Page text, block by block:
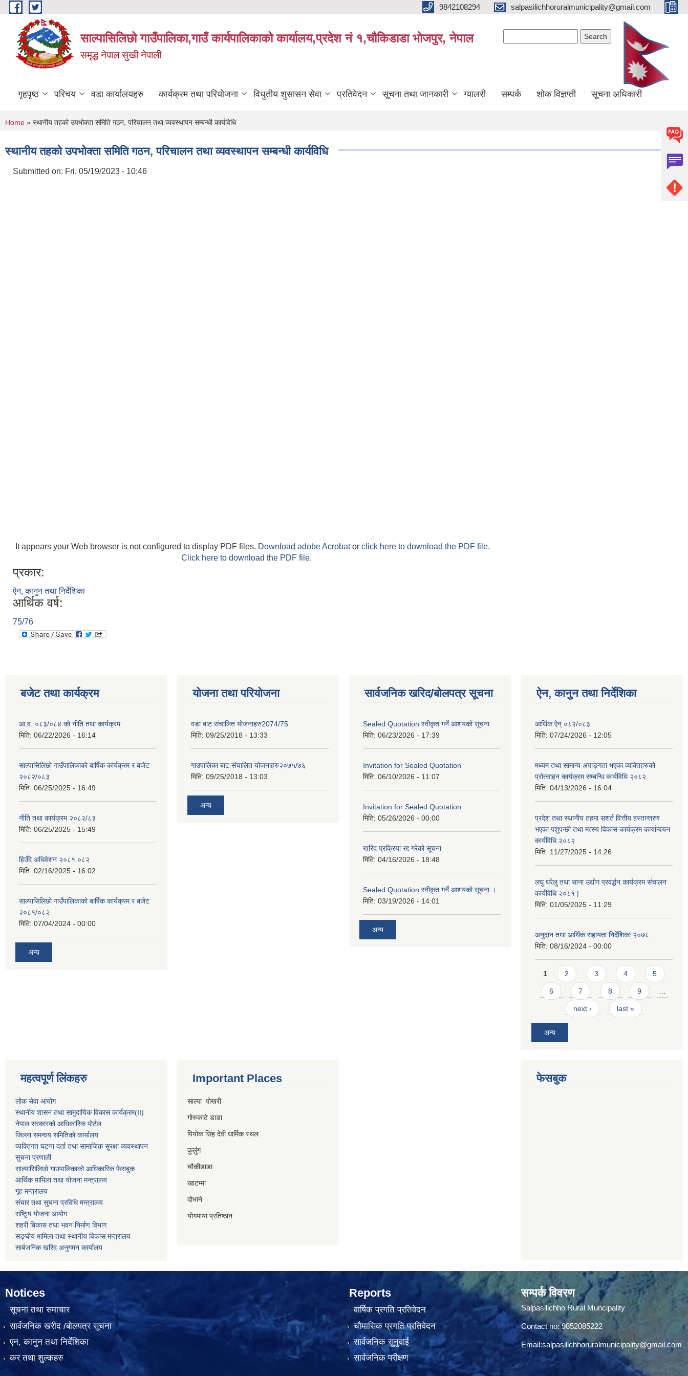
Skip to main content 9842108294 salpasilichhoruralmunicipality@gmail.com
साल्पासिलिछो गाउँपालिका,गाउँ कार्यपालिकाको कार्यालय,प्रदेश नं १,चौकिडाडा भोजपुर, नेपाल
समृद्ध नेपाल सुखी नेपाली
गृहपृष्ठ परिचय वडा कार्यालयहरु कार्यक्रम तथा परियोजना विधुतीय शुसासन सेवा प्रतिवेदन सूचना तथा जानकारी ग्यालरी सम्पर्क शोक विज्ञप्ती सूचना अधिकारी
You are here
Home » स्थानीय तहको उपभोक्ता समिति गठन, परिचालन तथा व्यवस्थापन सम्बन्धी कार्यविधि
स्थानीय तहको उपभोक्ता समिति गठन, परिचालन तथा व्यवस्थापन सम्बन्धी कार्यविधि
Submitted on: Fri, 05/19/2023 - 10:46
It appears your Web browser is not configured to display PDF files. Download adobe Acrobator click here to download the PDF file.
Click here to download the PDF file.
प्रकार:
ऐन, कानुन तथा निर्देशिका
आर्थिक वर्ष:
75/76
बजेट तथा कार्यक्रम
आ.व. ०८३/०८४ को नीति तथा कार्यक्रम
मिति: 06/22/2026 - 16:14
साल्पासिलिछो गाउँपालिकाको बार्षिक कार्यक्रम र बजेट
२०८२/०८३
मिति: 06/25/2025 - 16:49
नीति तथा कार्यक्रम २०८२/८३
मिति: 06/25/2025 - 15:49
हिउँदे अधिवेशन २०८१ ०८२
मिति: 02/16/2025 - 16:02
साल्पासिलिछो गाउँपालिकाको बार्षिक कार्यक्रम र बजेट
२०८१/०८२
मिति: 07/04/2024 - 00:00
अन्य
योजना तथा परियोजना
वडा बाट संचालित योजनाहरु2074/75
मिति: 09/25/2018 - 13:33
गाउपालिका बाट संचालित योजनाहरु२०७५/७६
मिति: 09/25/2018 - 13:03
अन्य
सार्वजनिक खरिद/बोलपत्र सूचना
Sealed Quotation स्वीकृत गर्ने आशयको सूचना
मिति: 06/23/2026 - 17:39
Invitation for Sealed Quotation
मिति: 06/10/2026 - 11:07
Invitation for Sealed Quotation
मिति: 05/26/2026 - 00:00
खरिद प्रक्रिया रद्द गरेको सूचना
मिति: 04/16/2026 - 18:48
Sealed Quotation स्वीकृत गर्ने आशयको सूचना ।
मिति: 03/19/2026 - 14:01
अन्य
ऐन, कानुन तथा निर्देशिका
आर्थिक ऐन् ०८२/०८३
मिति: 07/24/2026 - 12:05
मध्यम तथा सामान्य अपाङ्गता भएका व्यक्तिहरुको
प्रोत्साहन कार्यक्रम सम्बन्धि कार्यविधि २०८२
मिति: 04/13/2026 - 16:04
प्रदेश तथा स्थानीय तहमा सशर्त वित्तीय हस्तान्तरण
भएका पशुपन्छी तथा मत्स्य विकास कार्यक्रम कार्यान्वयन
कार्यविधि २०८२
मिति: 11/27/2025 - 14:26
लघु घरेलु तथा साना उद्योग प्रवर्द्धन कार्यक्रम संचालन
कार्यविधि २०८१ |
मिति: 01/05/2025 - 11:29
अनुदान तथा आर्थिक सहायता निर्देशिका २०७८
मिति: 08/16/2024 - 00:00
Pages
1 2 3 4 5
6 7 8 9 …
next › last »
अन्य
महत्वपूर्ण लिंकहरु
लोक सेवा आयोग
स्थानीय शासन तथा सामुदायिक विकास कार्यक्रम(II)
नेपाल सरकारको आधिकारिक पोर्टल
जिल्ला समन्वय समितिको कार्यालय
व्यक्तिगत घटना दर्ता तथा सामाजिक सुरक्षा व्यवस्थापन
सुचना प्रणाली
साल्पासिलिछो गाउपालिकाको आधिकारिक फेसबुक
आर्थिक मामिला तथा योजना मन्त्रालय
गृह मन्त्रालय
संचार तथा सुचना प्रविधि मन्त्रालय
राष्टि्ृय योजना आयोग
शहरी बिकास तथा भवन निर्माण विभाग
सङ्घीय मामिला तथा स्थानीय विकास मन्त्रालय
सार्बजनिक खरिद अनुगमन कार्यालय
Important Places
साल्पा पोखरी
गोरुकाटे डाडा
पियोक सिंह देवी धार्मिक स्थल
कुलुंग
चौकीडाडा
खाटम्मा
दोभाने
योगमाया प्रतिष्ठान
फेसबुक
Notices
सूचना तथा समाचार
सार्वजनिक खरीद /बोलपत्र सूचना
एन, कानुन तथा निर्देशिका
कर तथा शुल्कहरु
Reports
वार्षिक प्रगति प्रतिवेदन
चौमासिक प्रगति प्रतिवेदन
सार्वजनिक सुनुवाई
सार्वजनिक परीक्षण
सम्पर्क विवरण
Salpasilichho Rural Muncipality
Contact no: 9852085222
Email:salpasilichhoruralmunicipality@gmail.com